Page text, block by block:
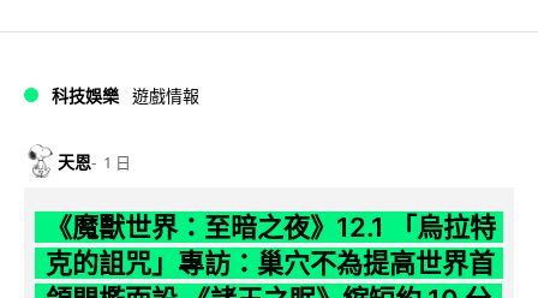
科技娛樂 遊戲情報
天恩 1 日
《魔獸世界：至暗之夜》12.1 「烏拉特
克的詛咒」專訪：巢穴不為提高世界首